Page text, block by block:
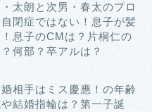
太朗と次男・春太のプロ
閉症ではない！息子が髪
息子のCMは？片桐仁の
何部？卒アルは？
相手はミス慶應！の年齢
結婚指輪は？第一子誕